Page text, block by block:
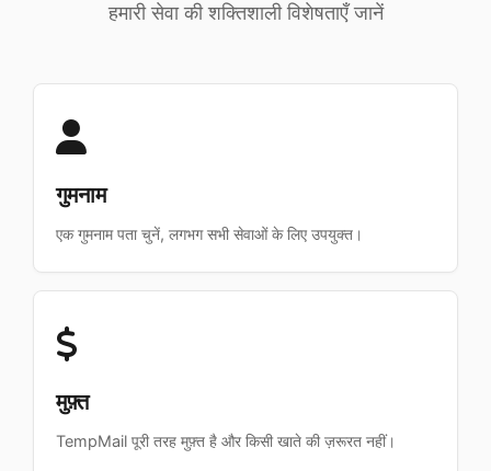
हमारी सेवा की शक्तिशाली विशेषताएँ जानें
गुमनाम
एक गुमनाम पता चुनें, लगभग सभी सेवाओं के लिए उपयुक्त।
मुफ़्त
TempMail पूरी तरह मुफ़्त है और किसी खाते की ज़रूरत नहीं।